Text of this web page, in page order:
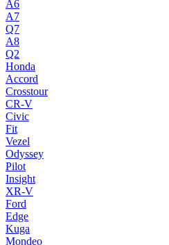
A6
A7
Q7
A8
Q2
Honda
Accord
Crosstour
CR-V
Civic
Fit
Vezel
Odyssey
Pilot
Insight
XR-V
Ford
Edge
Kuga
Mondeo